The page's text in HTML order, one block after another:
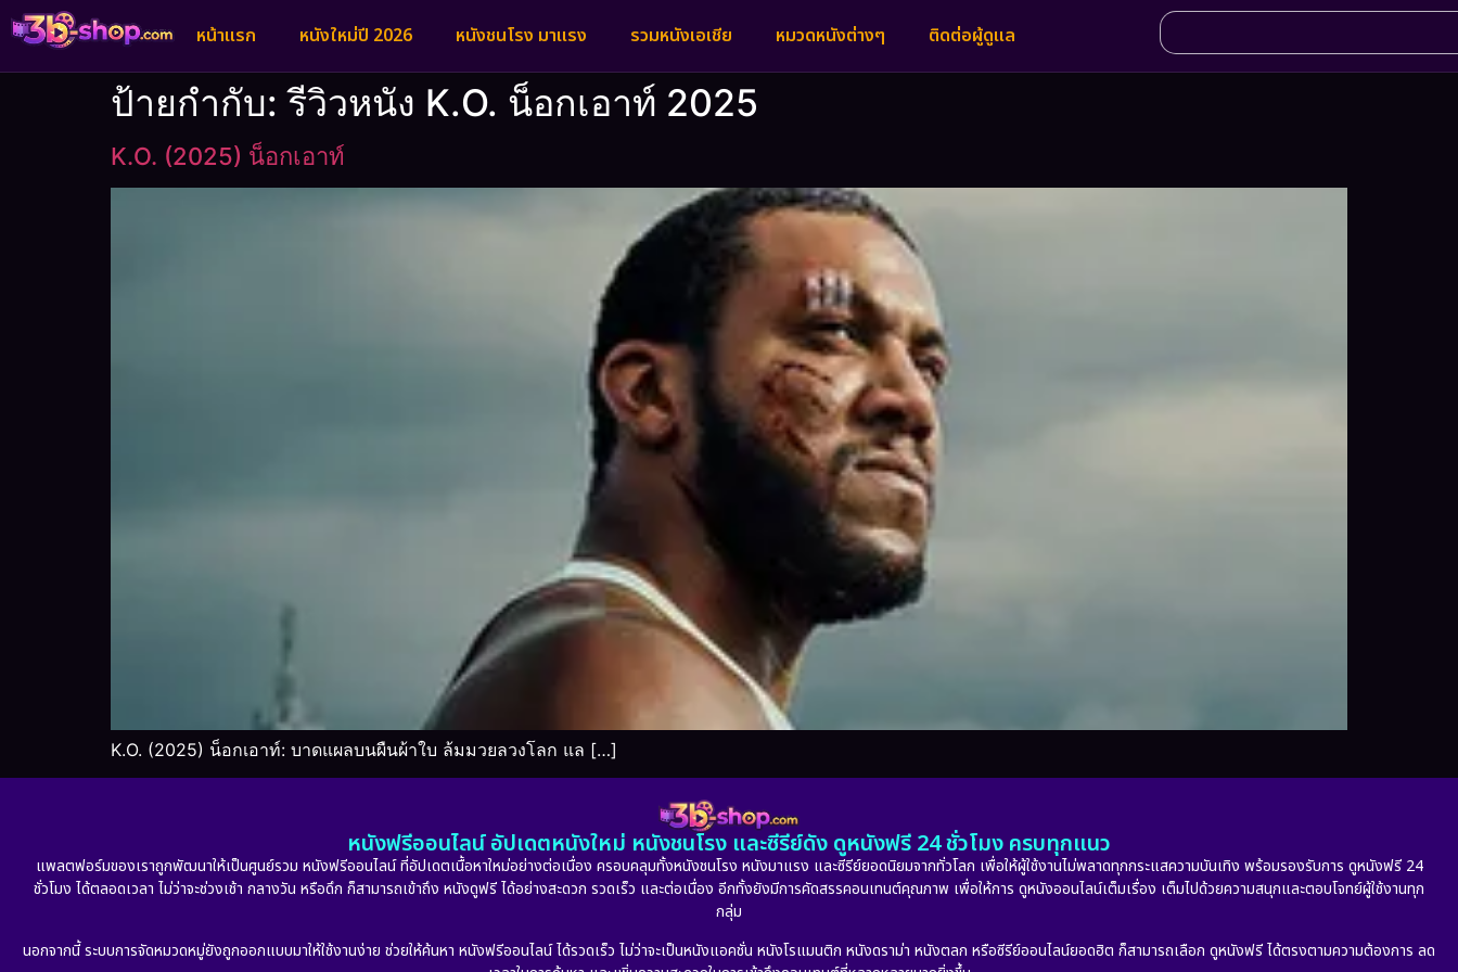
หน้าแรก หนังใหม่ปี 2026 หนังชนโรง มาแรง รวมหนังเอเชีย หมวดหนังต่างๆ ติดต่อผู้ดูแล
ป้ายกำกับ:รีวิวหนัง K.O. น็อกเอาท์ 2025
K.O. (2025) น็อกเอาท์
K.O. (2025) น็อกเอาท์: บาดแผลบนผืนผ้าใบ ล้มมวยลวงโลก แล […]
หนังฟรีออนไลน์ อัปเดตหนังใหม่ หนังชนโรง และซีรีย์ดัง ดูหนังฟรี 24 ชั่วโมง ครบทุกแนว
แพลตฟอร์มของเราถูกพัฒนาให้เป็นศูนย์รวม หนังฟรีออนไลน์ ที่อัปเดตเนื้อหาใหม่อย่างต่อเนื่อง ครอบคลุมทั้งหนังชนโรง หนังมาแรง และซีรีย์ยอดนิยมจากทั่วโลก เพื่อให้ผู้ใช้งานไม่พลาดทุกกระแสความบันเทิง พร้อมรองรับการ ดูหนังฟรี 24
ชั่วโมง ได้ตลอดเวลา ไม่ว่าจะช่วงเช้า กลางวัน หรือดึก ก็สามารถเข้าถึง หนังดูฟรี ได้อย่างสะดวก รวดเร็ว และต่อเนื่อง อีกทั้งยังมีการคัดสรรคอนเทนต์คุณภาพ เพื่อให้การ ดูหนังออนไลน์เต็มเรื่อง เต็มไปด้วยความสนุกและตอบโจทย์ผู้ใช้งานทุก
กลุ่ม
นอกจากนี้ ระบบการจัดหมวดหมู่ยังถูกออกแบบมาให้ใช้งานง่าย ช่วยให้ค้นหา หนังฟรีออนไลน์ ได้รวดเร็ว ไม่ว่าจะเป็นหนังแอคชั่น หนังโรแมนติก หนังดราม่า หนังตลก หรือซีรีย์ออนไลน์ยอดฮิต ก็สามารถเลือก ดูหนังฟรี ได้ตรงตามความต้องการ ลด